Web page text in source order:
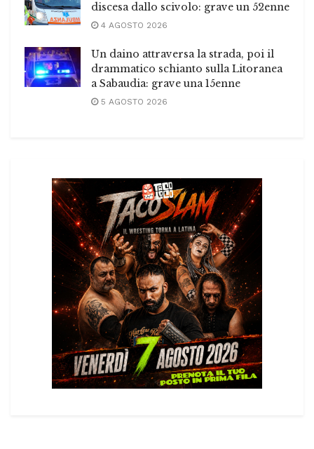
discesa dallo scivolo: grave un 52enne
4 AGOSTO 2026
Un daino attraversa la strada, poi il
drammatico schianto sulla Litoranea
a Sabaudia: grave una 15enne
5 AGOSTO 2026